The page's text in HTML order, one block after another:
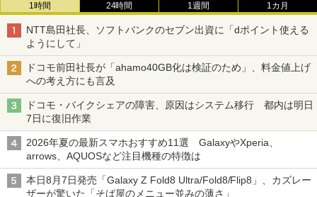
1時間 24時間 1週間 1カ月
NTT島田社長、ソフトバンクのセブン出資に「dポイント使える
ようにして」
ドコモ前田社長が「ahamo40GB化は検証のため」、料金値上げ
への考え方にも言及
ドコモ・バイクシェアの障害、原因はシステム移行 都内は明日
7日に復旧作業
2026年夏の最新スマホおすすめ11選 GalaxyやXperia、
arrows、AQUOSなど注目機種の特徴は
本日8月7日発売「Galaxy Z Fold8 Ultra/Fold8/Flip8」、カズレー
ザーが驚いた「そば屋のメニュー並みの薄さ」